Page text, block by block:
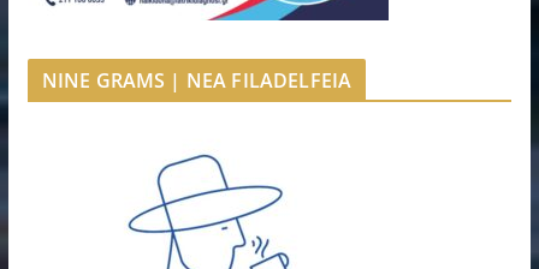
NINE GRAMS | NEA FILADELFEIA